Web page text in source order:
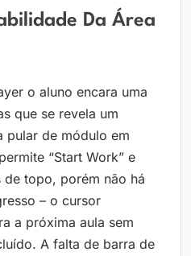
Da Área
o aluno encara uma
que se revela um
pular de módulo em
“Start Work” e
de topo, porém não há
– o cursor
a próxima aula sem
A falta de barra de